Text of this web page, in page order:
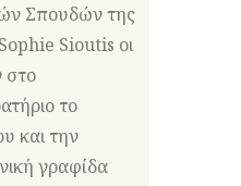
Σπουδών της
Sioutis οι
στο
το
και την
γραφίδα